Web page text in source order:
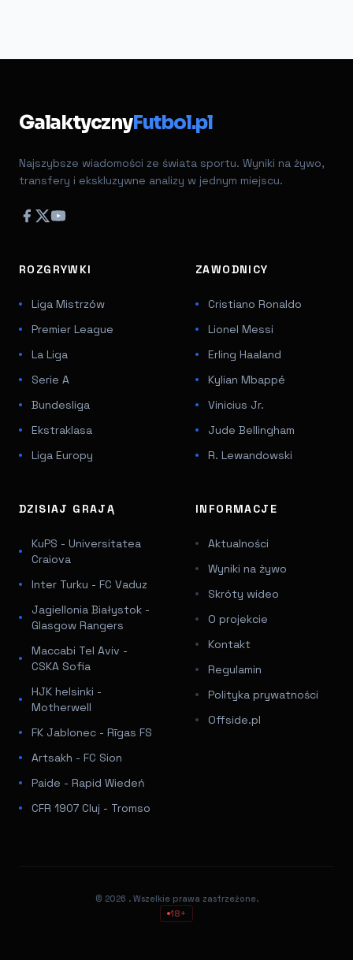
GalaktycznyFutbol.pl
Najszybsze wiadomości ze świata sportu. Wyniki na żywo,
transfery i ekskluzywne analizy w jednym miejscu.
ROZGRYWKI
Liga Mistrzów
Premier League
La Liga
Serie A
Bundesliga
Ekstraklasa
Liga Europy
ZAWODNICY
Cristiano Ronaldo
Lionel Messi
Erling Haaland
Kylian Mbappé
Vinicius Jr.
Jude Bellingham
R. Lewandowski
DZISIAJ GRAJĄ
KuPS - Universitatea
Craiova
Inter Turku - FC Vaduz
Jagiellonia Białystok -
Glasgow Rangers
Maccabi Tel Aviv -
CSKA Sofia
HJK helsinki -
Motherwell
FK Jablonec - Rīgas FS
Artsakh - FC Sion
Paide - Rapid Wiedeń
CFR 1907 Cluj - Tromso
INFORMACJE
Aktualności
Wyniki na żywo
Skróty wideo
O projekcie
Kontakt
Regulamin
Polityka prywatności
Offside.pl
© 2026 . Wszelkie prawa zastrzeżone.
18+